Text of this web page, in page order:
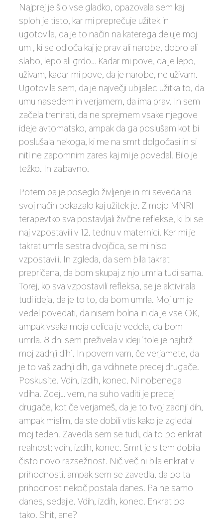
Najprej je šlo vse gladko, opazovala sem kaj
sploh je tisto, kar mi preprečuje užitek in
ugotovila, da je to način na katerega deluje moj
um , ki se odloča kaj je prav ali narobe, dobro ali
slabo, lepo ali grdo… Kadar mi pove, da je lepo,
uživam, kadar mi pove, da je narobe, ne uživam.
Ugotovila sem, da je največji ubijalec užitka to, da
umu nasedem in verjamem, da ima prav. In sem
začela trenirati, da ne sprejmem vsake njegove
ideje avtomatsko, ampak da ga poslušam kot bi
poslušala nekoga, ki me na smrt dolgočasi in si
niti ne zapomnim zares kaj mi je povedal. Bilo je
težko. In zabavno.
Potem pa je poseglo življenje in mi seveda na
svoj način pokazalo kaj užitek je. Z mojo MNRI
terapevtko sva postavljali živčne reflekse, ki bi se
naj vzpostavili v 12. tednu v maternici. Ker mi je
takrat umrla sestra dvojčica, se mi niso
vzpostavili. In zgleda, da sem bila takrat
prepričana, da bom skupaj z njo umrla tudi sama.
Torej, ko sva vzpostavili refleksa, se je aktivirala
tudi ideja, da je to to, da bom umrla. Moj um je
vedel povedati, da nisem bolna in da je vse OK,
ampak vsaka moja celica je vedela, da bom
umrla. 8 dni sem preživela v ideji ´tole je najbrž
moj zadnji dih´. In povem vam, če verjamete, da
je to vaš zadnji dih, ga vdihnete precej drugače.
Poskusite. Vdih, izdih, konec. Ni nobenega
vdiha. Zdej… vem, na suho vaditi je precej
drugače, kot če verjameš, da je to tvoj zadnji dih,
ampak mislim, da ste dobili vtis kako je zgledal
moj teden. Zavedla sem se tudi, da to bo enkrat
realnost; vdih, izdih, konec. Smrt je s tem dobila
čisto novo razsežnost. Nič več ni bila enkrat v
prihodnosti, ampak sem se zavedla, da bo ta
prihodnost nekoč postala danes. Pa ne samo
danes, sedajle. Vdih, izdih, konec. Enkrat bo
tako. Shit, ane?